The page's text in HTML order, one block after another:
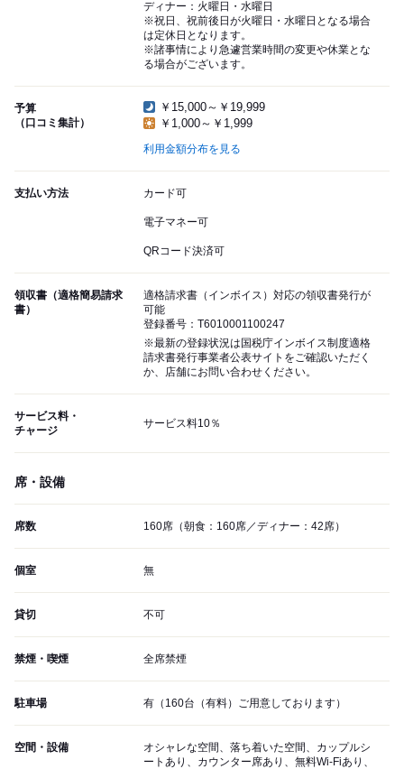
ディナー：火曜日・水曜日
※祝日、祝前後日が火曜日・水曜日となる場合
は定休日となります。
※諸事情により急遽営業時間の変更や休業とな
る場合がございます。
予算
（口コミ集計）
￥15,000～￥19,999
￥1,000～￥1,999
利用金額分布を見る
支払い方法 カード可
電子マネー可
QRコード決済可
領収書（適格簡易請求
書）
適格請求書（インボイス）対応の領収書発行が
可能
登録番号：T6010001100247
※最新の登録状況は国税庁インボイス制度適格
請求書発行事業者公表サイトをご確認いただく
か、店舗にお問い合わせください。
サービス料・
チャージ
サービス料10％
席・設備
席数 160席（朝食：160席／ディナー：42席）
個室 無
貸切 不可
禁煙・喫煙 全席禁煙
駐車場 有（160台（有料）ご用意しております）
空間・設備
オシャレな空間、落ち着いた空間、カップルシ
ートあり、カウンター席あり、無料Wi-Fiあり、